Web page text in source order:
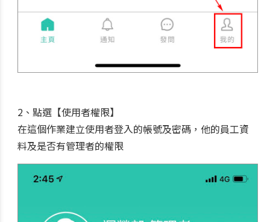
2、點選【使用者權限】
在這個作業建立使用者登入的帳號及密碼，他的員工資
料及是否有管理者的權限